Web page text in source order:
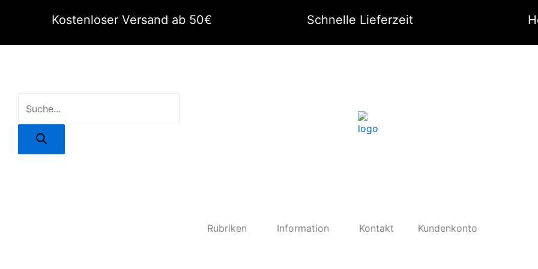
Kostenloser Versand ab 50€ Schnelle Lieferzeit
search
Rubriken Information Kontakt Kundenkonto